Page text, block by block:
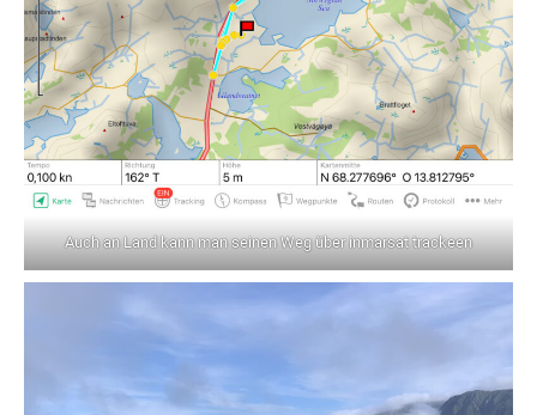
Auch an Land kann man seinen Weg über inmarsat trackeen